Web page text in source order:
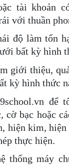
tài khoản
với thuần
độ làm tổn
bất kỳ hình
giới thiệu,
kỳ hình thức
để
cờ bạc hoặc
hiện kim,
thực hiện.
thống máy